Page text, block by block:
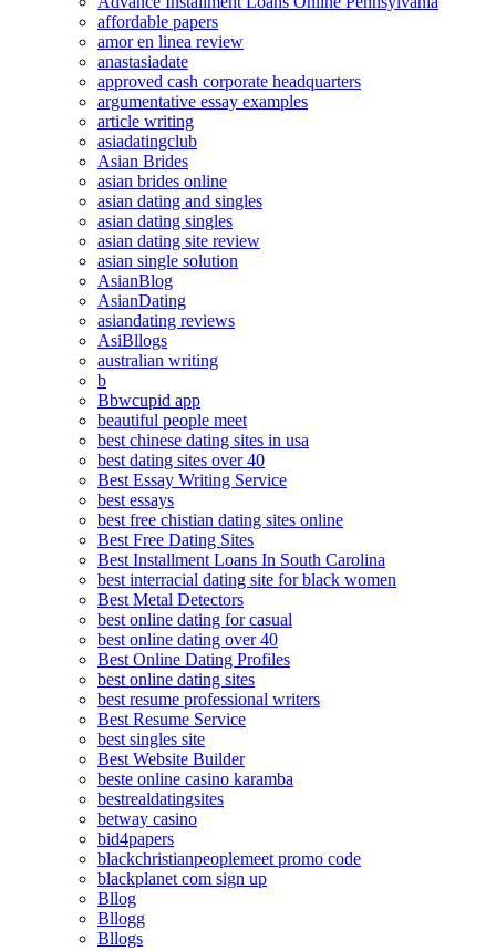
affordable papers
amor en linea review
anastasiadate
approved cash corporate headquarters
argumentative essay examples
article writing
asiadatingclub
Asian Brides
asian brides online
asian dating and singles
asian dating singles
asian dating site review
asian single solution
AsianBlog
AsianDating
asiandating reviews
AsiBllogs
australian writing
b
Bbwcupid app
beautiful people meet
best chinese dating sites in usa
best dating sites over 40
Best Essay Writing Service
best essays
best free chistian dating sites online
Best Free Dating Sites
Best Installment Loans In South Carolina
best interracial dating site for black women
Best Metal Detectors
best online dating for casual
best online dating over 40
Best Online Dating Profiles
best online dating sites
best resume professional writers
Best Resume Service
best singles site
Best Website Builder
beste online casino karamba
bestrealdatingsites
betway casino
bid4papers
blackchristianpeoplemeet promo code
blackplanet com sign up
Bllog
Bllogg
Bllogs